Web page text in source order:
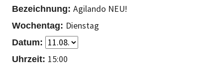
Agilando NEU!
Dienstag
15:00